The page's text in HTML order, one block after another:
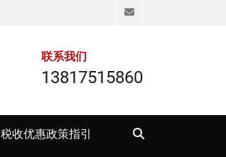
Email
联系我们
13817515860
税收优惠政策指引